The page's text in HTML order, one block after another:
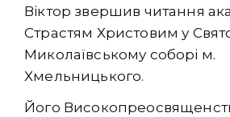
Віктор звершив читання
Страстям Христовим у
Миколаївському соборі м.
Хмельницького.
Його